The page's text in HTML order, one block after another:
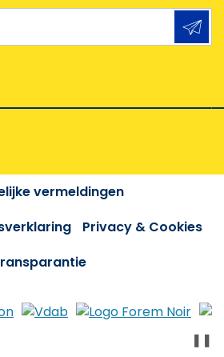
vermeldingen
Privacy & Cookies
❚❚